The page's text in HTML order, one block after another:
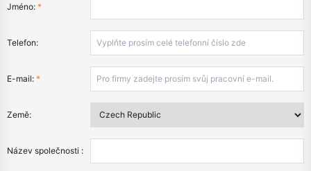
Jméno: *
Telefon:
E-mail: *
Země:
Název společnosti :